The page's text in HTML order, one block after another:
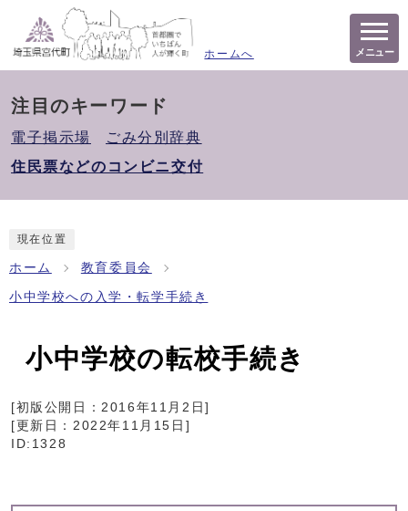
ホームへ メニュー
注目のキーワード
電子掲示場
ごみ分別辞典
住民票などのコンビニ交付
現在位置
ホーム 教育委員会
小中学校への入学・転学手続き
小中学校の転校手続き
[初版公開日：2016年11月2日]
[更新日： 2022年11月15日 ]
ID:1328